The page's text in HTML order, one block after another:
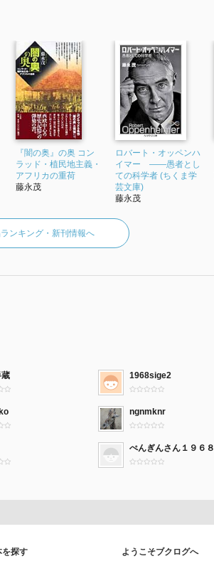
『闇の奥』の奥 コン
ラッド・植民地主義・
アフリカの重荷
藤永茂
ロバート・オッペンハ
イマー ――愚者とし
ての科学者 (ちくま学
芸文庫)
藤永茂
ンキング・新刊情報へ
蔵 1968sige2
ngnmknr
ぺんぎんさん１９６８
を探す ようこそブクログへ